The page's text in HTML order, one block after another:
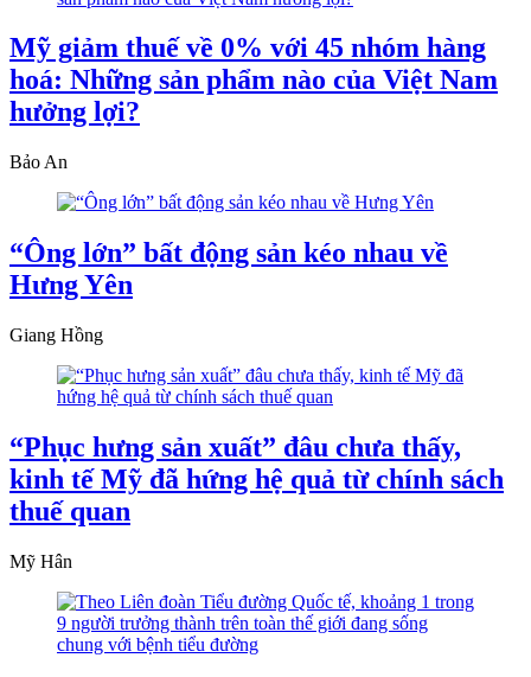
Mỹ giảm thuế về 0% với 45 nhóm hàng
hoá: Những sản phẩm nào của Việt Nam
hưởng lợi?
Bảo An
“Ông lớn” bất động sản kéo nhau về
Hưng Yên
Giang Hồng
“Phục hưng sản xuất” đâu chưa thấy,
kinh tế Mỹ đã hứng hệ quả từ chính sách
thuế quan
Mỹ Hân